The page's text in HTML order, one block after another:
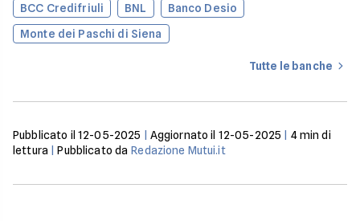
BCC Credifriuli
BNL
Banco Desio
Monte dei Paschi di Siena
Tutte le banche
Pubblicato il 12-05-2025 | Aggiornato il 12-05-2025 | 4min di
lettura |Pubblicato da Redazione Mutui.it